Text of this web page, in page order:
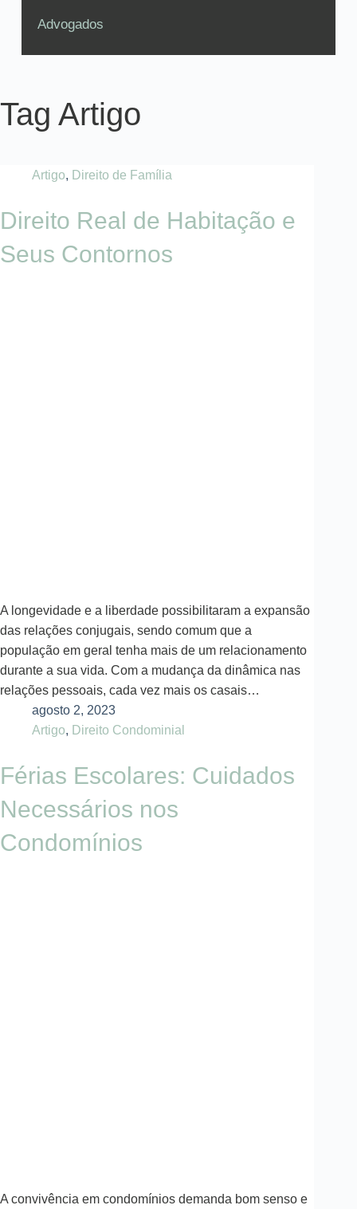
Advogados
Tag Artigo
Artigo, Direito de Família
Direito Real de Habitação e
Seus Contornos
A longevidade e a liberdade possibilitaram a expansão
das relações conjugais, sendo comum que a
população em geral tenha mais de um relacionamento
durante a sua vida. Com a mudança da dinâmica nas
relações pessoais, cada vez mais os casais…
agosto 2, 2023
Artigo, Direito Condominial
Férias Escolares: Cuidados
Necessários nos
Condomínios
A convivência em condomínios demanda bom senso e